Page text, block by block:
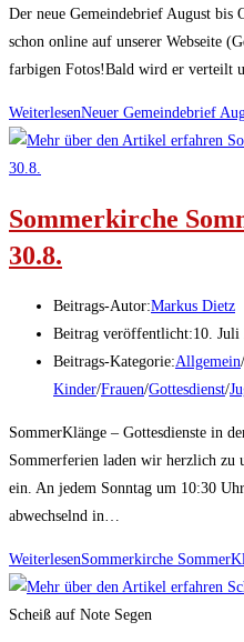
Der neue Gemeindebrief August bis
schon online auf unserer Webseite
farbigen Fotos!Bald wird er verteilt
WeiterlesenNeuer Gemeindebrief
Sommerkirche
30.8.
Beitrags-Autor:Markus Dietz
Beitrag veröffentlicht:10. Juli
Beitrags-Kategorie:Allgemein/
Kinder/Frauen/Gottesdienst/
SommerKlänge – Gottesdienste in
Sommerferien laden wir herzlich zu
ein. An jedem Sonntag um 10:30
abwechselnd in…
WeiterlesenSommerkirche
Scheiß auf Note Segen